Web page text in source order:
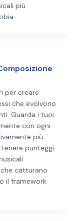
più
per creare
che evolvono
Guarda i tuoi
con ogni
più
punteggi
catturano
il framework